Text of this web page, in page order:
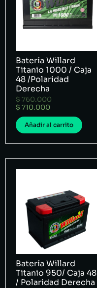
Batería Willard
Titanio 1000 / Caja
48 /Polaridad
Derecha
$760.000
$ 710.000
Añadir al carrito
Batería Willard
Titanio 950/ Caja 48
/ Polaridad Derecha